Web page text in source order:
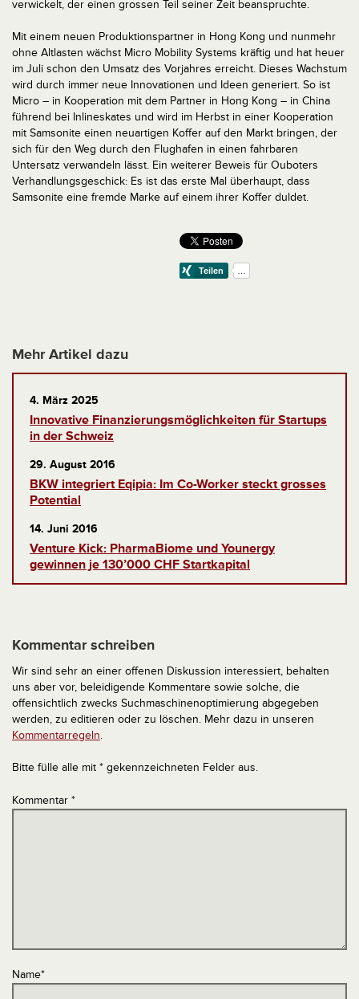
verwickelt, der einen grossen Teil seiner Zeit beanspruchte.
Mit einem neuen Produktionspartner in Hong Kong und nunmehr
ohne Altlasten wächst Micro Mobility Systems kräftig und hat heuer
im Juli schon den Umsatz des Vorjahres erreicht. Dieses Wachstum
wird durch immer neue Innovationen und Ideen generiert. So ist
Micro – in Kooperation mit dem Partner in Hong Kong – in China
führend bei Inlineskates und wird im Herbst in einer Kooperation
mit Samsonite einen neuartigen Koffer auf den Markt bringen, der
sich für den Weg durch den Flughafen in einen fahrbaren
Untersatz verwandeln lässt. Ein weiterer Beweis für Ouboters
Verhandlungsgeschick: Es ist das erste Mal überhaupt, dass
Samsonite eine fremde Marke auf einem ihrer Koffer duldet.
Mehr Artikel dazu
4. März 2025
Innovative Finanzierungsmöglichkeiten für Startups
in der Schweiz
29. August 2016
BKW integriert Eqipia: Im Co-Worker steckt grosses
Potential
14. Juni 2016
Venture Kick: PharmaBiome und Younergy
gewinnen je 130’000 CHF Startkapital
Kommentar schreiben
Wir sind sehr an einer offenen Diskussion interessiert, behalten
uns aber vor, beleidigende Kommentare sowie solche, die
offensichtlich zwecks Suchmaschinenoptimierung abgegeben
werden, zu editieren oder zu löschen. Mehr dazu in unseren
Kommentarregeln.
Bitte fülle alle mit * gekennzeichneten Felder aus.
Kommentar *
Name*